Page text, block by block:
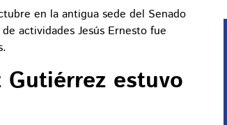
en la antigua sede del Senado
actividades Jesús Ernesto fue
Gutiérrez estuvo